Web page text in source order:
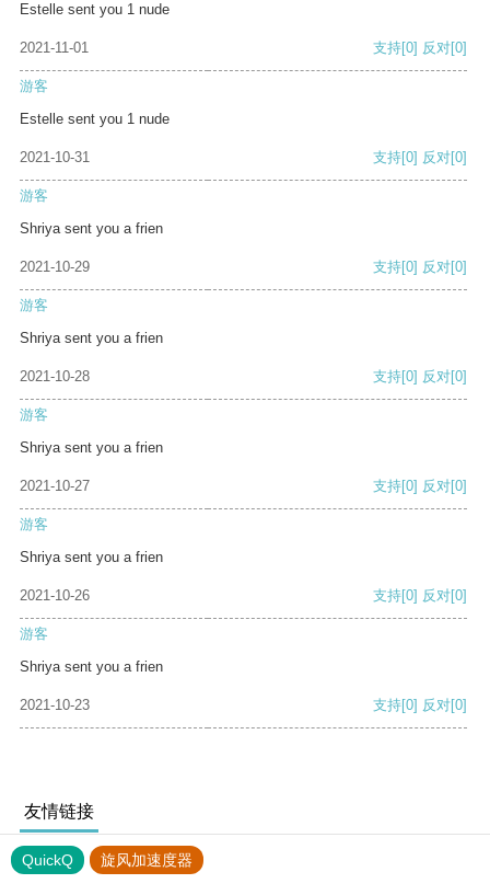
Estelle sent you 1 nude
2021-11-01 支持[0] 反对[0]
游客
Estelle sent you 1 nude
2021-10-31 支持[0] 反对[0]
游客
Shriya sent you a frien
2021-10-29 支持[0] 反对[0]
游客
Shriya sent you a frien
2021-10-28 支持[0] 反对[0]
游客
Shriya sent you a frien
2021-10-27 支持[0] 反对[0]
游客
Shriya sent you a frien
2021-10-26 支持[0] 反对[0]
游客
Shriya sent you a frien
2021-10-23 支持[0] 反对[0]
友情链接
QuickQ 旋风加速度器